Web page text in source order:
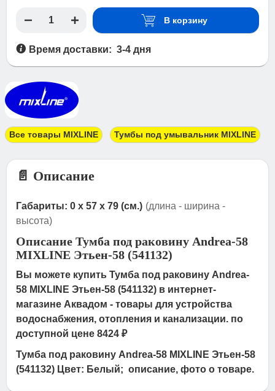
В корзину
Время доставки: 3-4 дня
Все товары MIXLINE Тумбы под умывальник MIXLINE
📄 Описание
Габариты: 0 x 57 x 79 (см.) (длина - ширина -
высота)
Описание Тумба под раковину Andrea-58
MIXLINE Этьен-58 (541132)
Вы можете купить Тумба под раковину Andrea-
58 MIXLINE Этьен-58 (541132) в интернет-
магазине Аквадом - товары для устройства
водоснабжения, отопления и канализации. по
доступной цене 8424 ₽
Тумба под раковину Andrea-58 MIXLINE Этьен-58
(541132) Цвет: Белый; описание, фото о товаре.